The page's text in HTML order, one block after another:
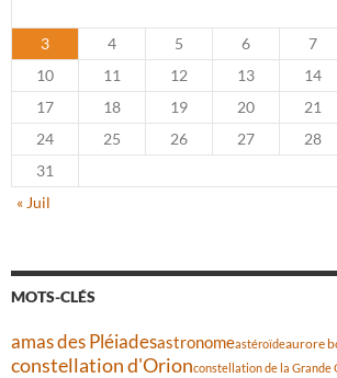
3
4 5 6 7
10
11 12 13 14
17
18 19 20 21
24
25 26 27 28
31
« Juil
MOTS-CLÉS
amas des Pléiadesastronomeastéroïdeaurore
constellation d'Orionconstellation de la Grande